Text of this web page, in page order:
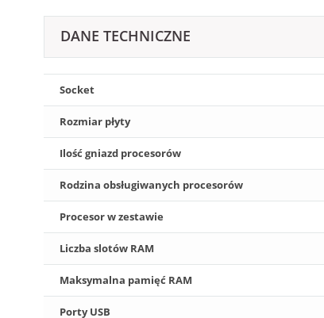
DANE TECHNICZNE
Socket
Rozmiar płyty
Ilość gniazd procesorów
Rodzina obsługiwanych procesorów
Procesor w zestawie
Liczba slotów RAM
Maksymalna pamięć RAM
Porty USB